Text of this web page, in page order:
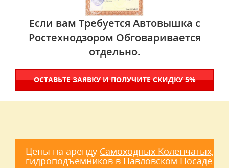
Если вам Требуется Автовышка с
Ростехнодзором Обговаривается
отдельно.
ОСТАВЬТЕ ЗАЯВКУ И ПОЛУЧИТЕ СКИДКУ 5%
Цены на аренду Самоходных Коленчатых,
гидроподъемников в Павловском Посаде